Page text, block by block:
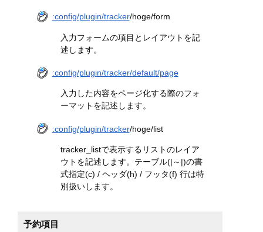
:config/plugin/tracker/hoge/form
入力フォームの項目とレイアウトを記
述します。
:config/plugin/tracker/default/page
入力した内容をページ化する際のフォ
ーマットを記述します。
:config/plugin/tracker/hoge/list
tracker_listで表示するリストのレイア
ウトを記述します。テーブル(|～|)の書
式指定(c) / ヘッダ(h) / フッタ(f) 行は特
別扱いします。
予約項目